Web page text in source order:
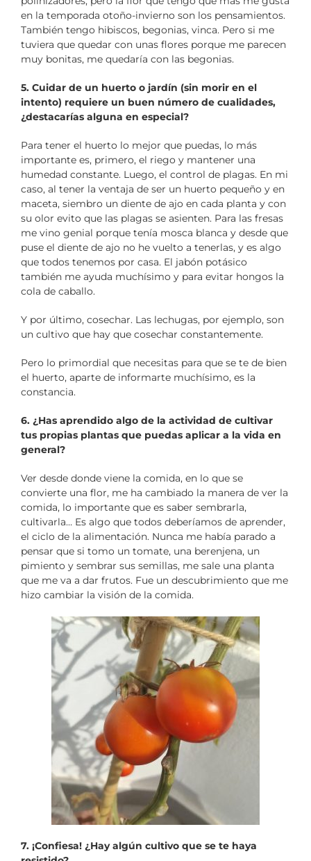
en la temporada otoño-invierno son los pensamientos.
También tengo hibiscos, begonias, vinca. Pero si me
tuviera que quedar con unas flores porque me parecen
muy bonitas, me quedaría con las begonias.
5. Cuidar de un huerto o jardín (sin morir en el
intento) requiere un buen número de cualidades,
¿destacarías alguna en especial?
Para tener el huerto lo mejor que puedas, lo más
importante es, primero, el riego y mantener una
humedad constante. Luego, el control de plagas. En mi
caso, al tener la ventaja de ser un huerto pequeño y en
maceta, siembro un diente de ajo en cada planta y con
su olor evito que las plagas se asienten. Para las fresas
me vino genial porque tenía mosca blanca y desde que
puse el diente de ajo no he vuelto a tenerlas, y es algo
que todos tenemos por casa. El jabón potásico
también me ayuda muchísimo y para evitar hongos la
cola de caballo.
Y por último, cosechar. Las lechugas, por ejemplo, son
un cultivo que hay que cosechar constantemente.
Pero lo primordial que necesitas para que se te de bien
el huerto, aparte de informarte muchísimo, es la
constancia.
6. ¿Has aprendido algo de la actividad de cultivar
tus propias plantas que puedas aplicar a la vida en
general?
Ver desde donde viene la comida, en lo que se
convierte una flor, me ha cambiado la manera de ver la
comida, lo importante que es saber sembrarla,
cultivarla… Es algo que todos deberíamos de aprender,
el ciclo de la alimentación. Nunca me había parado a
pensar que si tomo un tomate, una berenjena, un
pimiento y sembrar sus semillas, me sale una planta
que me va a dar frutos. Fue un descubrimiento que me
hizo cambiar la visión de la comida.
7. ¡Confiesa! ¿Hay algún cultivo que se te haya